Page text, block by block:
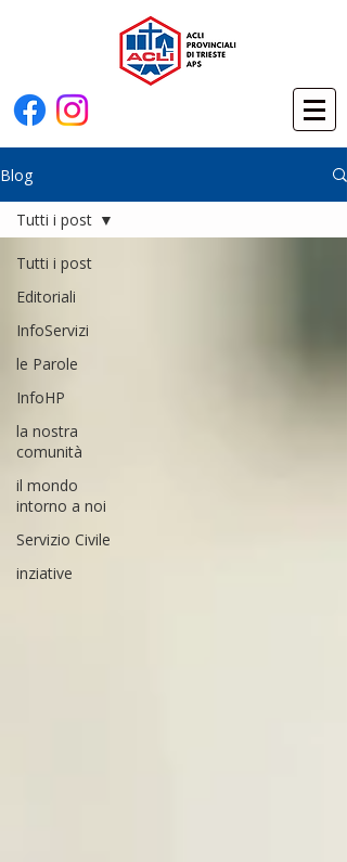
Blog
Tutti i post
Editoriali
InfoServizi
le Parole
InfoHP
la nostra
comunità
il mondo
intorno a noi
Servizio Civile
inziative
Tutti i post